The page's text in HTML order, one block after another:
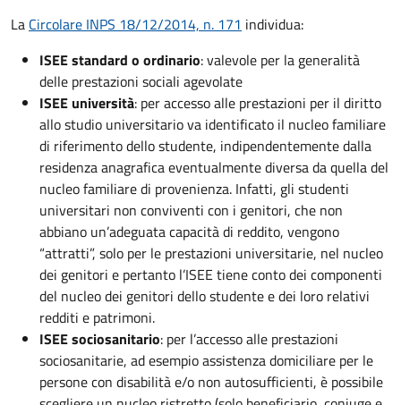
La Circolare INPS 18/12/2014, n. 171 individua:
ISEE standard o ordinario: valevole per la generalità
delle prestazioni sociali agevolate
ISEE università: per accesso alle prestazioni per il diritto
allo studio universitario va identificato il nucleo familiare
di riferimento dello studente, indipendentemente dalla
residenza anagrafica eventualmente diversa da quella del
nucleo familiare di provenienza. Infatti, gli studenti
universitari non conviventi con i genitori, che non
abbiano un’adeguata capacità di reddito, vengono
“attratti”, solo per le prestazioni universitarie, nel nucleo
dei genitori e pertanto l’ISEE tiene conto dei componenti
del nucleo dei genitori dello studente e dei loro relativi
redditi e patrimoni.
ISEE sociosanitario: per l’accesso alle prestazioni
sociosanitarie, ad esempio assistenza domiciliare per le
persone con disabilità e/o non autosufficienti, è possibile